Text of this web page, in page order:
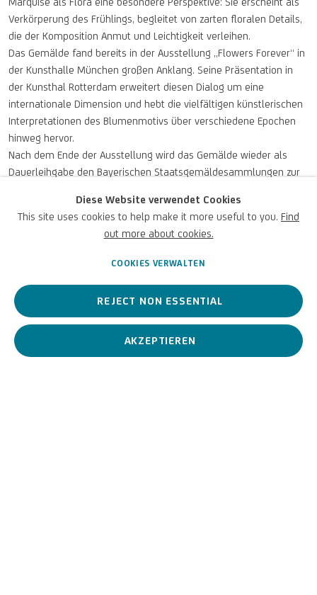
Verkörperung des Frühlings, begleitet von zarten floralen Details,
die der Komposition Anmut und Leichtigkeit verleihen.
Das Gemälde fand bereits in der Ausstellung „Flowers Forever“ in
der Kunsthalle München großen Anklang. Seine Präsentation in
der Kunsthal Rotterdam erweitert diesen Dialog um eine
internationale Dimension und hebt die vielfältigen künstlerischen
Interpretationen des Blumenmotivs über verschiedene Epochen
hinweg hervor.
Nach dem Ende der Ausstellung wird das Gemälde wieder als
Dauerleihgabe den Bayerischen Staatsgemäldesammlungen zur
Weitere Informationen:Kunsthal Rotterdam
ZURÜCK VOR
Diese Website verwendet Cookies
This site uses cookies to help make it more useful to you. Find
out more about cookies.
COOKIES VERWALTEN
REJECT NON ESSENTIAL
AKZEPTIEREN